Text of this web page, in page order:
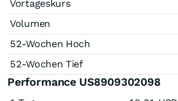
Vortageskurs
Volumen
52-Wochen Hoch
52-Wochen Tief
Performance US8909302098